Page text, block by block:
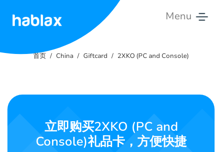
Menu
服
首页 China Giftcard 2XKO (PC and Console)
立即购买2XKO (PC and
Console)礼品卡，方便快捷